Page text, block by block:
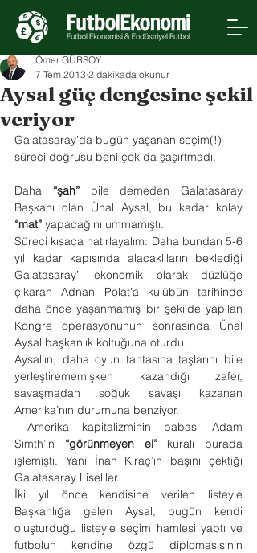
Aysal güç dengesine şekil
veriyor
Ömer GÜRSOY
7 Tem 2013 2 dakikada okunur
Galatasaray’da bugün yaşanan seçim(!)
süreci doğrusu beni çok da şaşırtmadı.
Daha “şah” bile demeden Galatasaray
“mat” yapacağını ummamıştı.
Süreci kısaca hatırlayalım: Daha bundan 5-6
yıl kadar kapısında alacaklıların beklediği
Galatasaray’ı ekonomik olarak düzlüğe
çıkaran Adnan Polat’a kulübün tarihinde
daha önce yaşanmamış bir şekilde yapılan
Kongre operasyonunun sonrasında Ünal
Aysal başkanlık koltuğuna oturdu.
Aysal’ın, daha oyun tahtasına taşlarını bile
yerleştirememişken kazandığı zafer,
savaşmadan soğuk savaşı kazanan
Amerika’nın durumuna benziyor.
Amerika kapitalizminin babası Adam
Simth’in “görünmeyen el” kuralı burada
işlemişti. Yani İnan Kıraç’ın başını çektiği
Galatasaray Liseliler.
İki yıl önce kendisine verilen listeyle
Başkanlığa gelen Aysal, bugün kendi
oluşturduğu listeyle seçim hamlesi yaptı ve
futbolun kendine özgü diplomasisinin